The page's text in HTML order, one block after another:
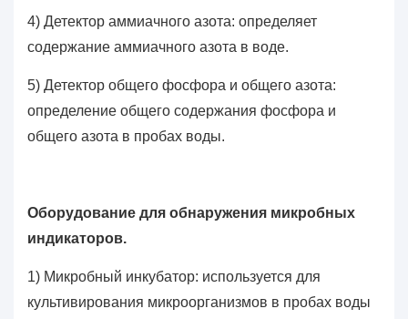
4) Детектор аммиачного азота: определяет
содержание аммиачного азота в воде.
5) Детектор общего фосфора и общего азота:
определение общего содержания фосфора и
общего азота в пробах воды.
Оборудование для обнаружения микробных
индикаторов.
1) Микробный инкубатор: используется для
культивирования микроорганизмов в пробах воды